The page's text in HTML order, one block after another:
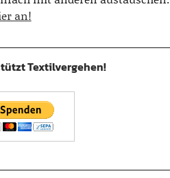
an!
Textilvergehen!